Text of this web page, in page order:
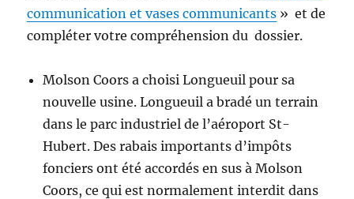
communication et vases communicants » et de
compléter votre compréhension du dossier.
Molson Coors a choisi Longueuil pour sa
nouvelle usine. Longueuil a bradé un terrain
dans le parc industriel de l’aéroport St-
Hubert. Des rabais importants d’impôts
fonciers ont été accordés en sus à Molson
Coors, ce qui est normalement interdit dans